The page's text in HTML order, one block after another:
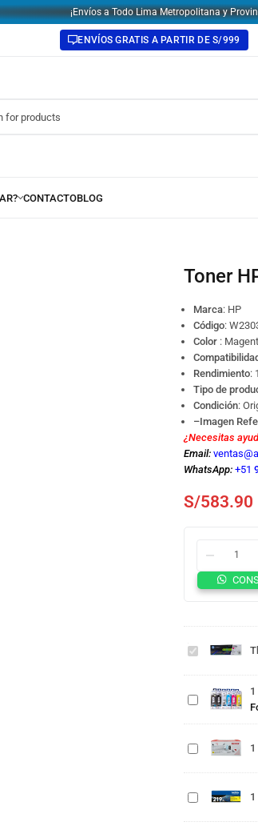
¡Envíos a Todo Lima Metropolitana y
ENVÍOS GRATIS A PARTIR DE S/999
Toner
Marca: HP
Código:
Color :
Rendimiento:
Tipo de
Condición:
–Imagen
¿Necesitas
Email:
WhatsApp: +51
S/583.90
Toner
W2303A
(230a)
l.j. 4303
Magenta
Tintas
Epson
T554/T555
Negro
Pigmentado,
Cian,
magenta,
Gris, Yellow,
Negro Foto
1
Toner
Xerox
006R04680
Yellow
c410, c415
2,000
Páginas
1
Toner
Brother
TN219XLY
Yellow
mfc-
l3760cdw
1
Matte